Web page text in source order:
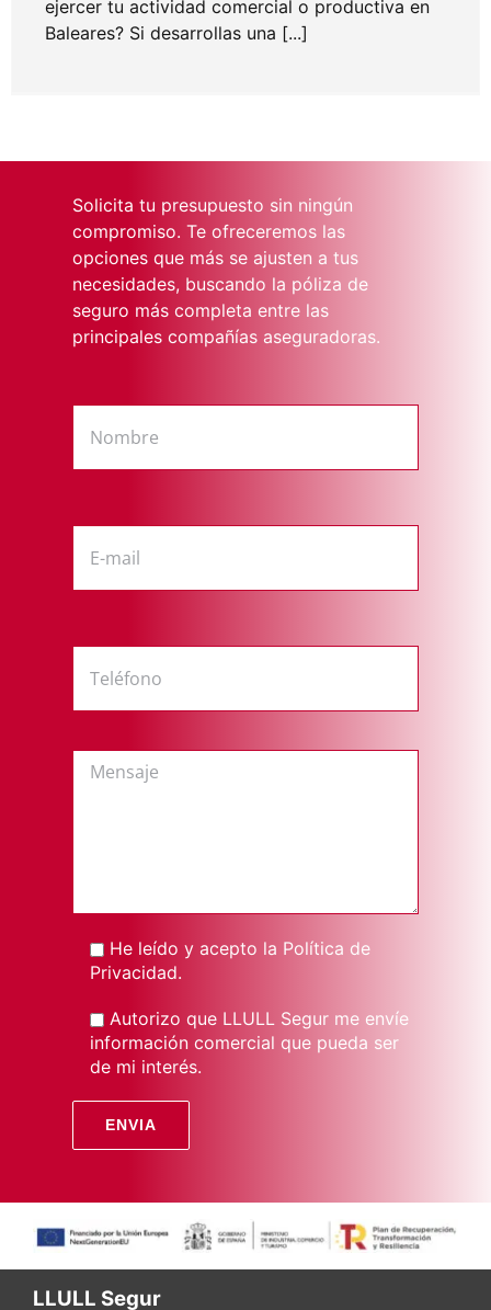
ejercer tu actividad comercial o productiva en
Baleares? Si desarrollas una [...]
Solicita tu presupuesto sin ningún
compromiso. Te ofreceremos las
opciones que más se ajusten a tus
necesidades, buscando la póliza de
seguro más completa entre las
principales compañías aseguradoras.
He leído y acepto la Política de
Privacidad.
Autorizo que LLULL Segur me envíe
información comercial que pueda ser
de mi interés.
LLULL Segur